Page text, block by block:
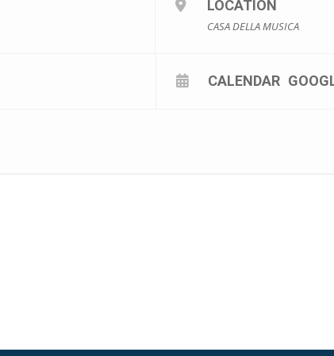
LOCATION
CASA DELLA MUSICA
CALENDAR